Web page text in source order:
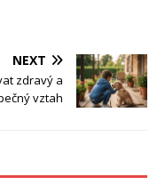
NEXT
zdravý a
vztah